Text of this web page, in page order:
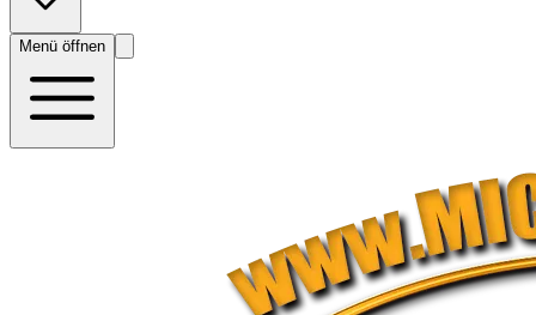
Menü öffnen